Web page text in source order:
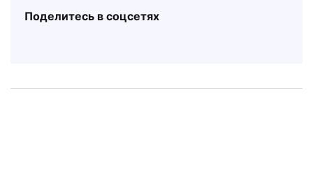
Поделитесь в соцсетях